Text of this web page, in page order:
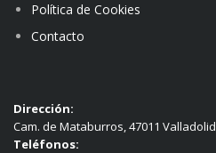
Política de Cookies
Contacto
Dirección:
Cam. de Mataburros, 47011 Valladolid
Teléfonos: